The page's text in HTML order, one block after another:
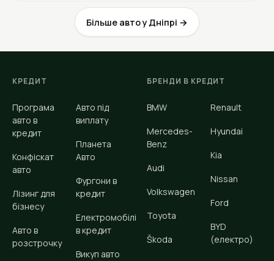
Більше авто у Дніпрі →
КРЕДИТ
Програма
авто в
кредит
Конфіскат
авто
Лізинг для
бізнесу
Авто в
розстрочку
Авто під
виплату
Планета
Авто
Фургони в
кредит
Електромобілі
в кредит
Викуп авто
БРЕНДИ В КРЕДИТ
BMW
Mercedes-
Benz
Audi
Volkswagen
Toyota
Škoda
Renault
Hyundai
Kia
Nissan
Ford
BYD
(електро)